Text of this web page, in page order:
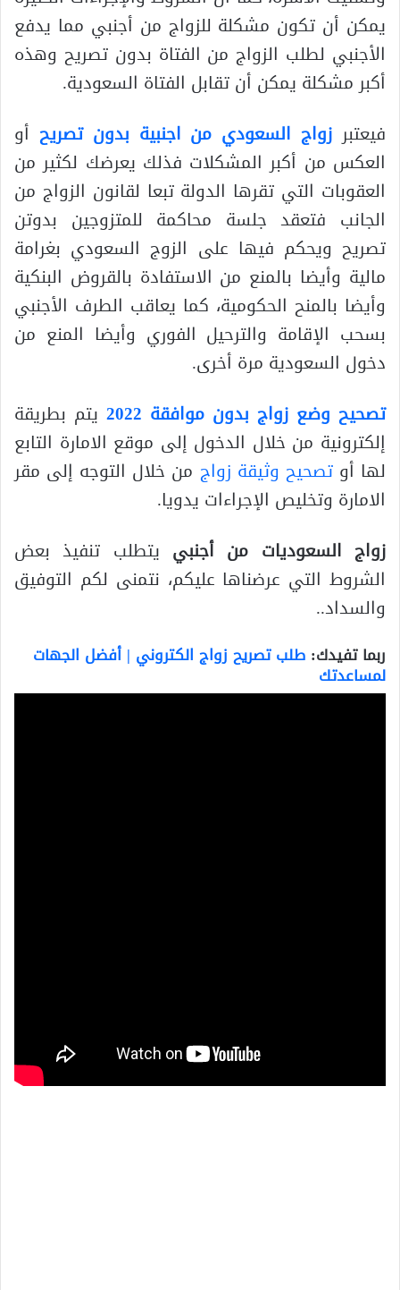
يمكن أن تكون مشكلة للزواج من أجنبي مما يدفع
الأجنبي لطلب الزواج من الفتاة بدون تصريح وهذه
أكبر مشكلة يمكن أن تقابل الفتاة السعودية.
فيعتبر زواج السعودي من اجنبية بدون تصريح أو
العكس من أكبر المشكلات فذلك يعرضك لكثير من
العقوبات التي تقرها الدولة تبعا لقانون الزواج من
الجانب فتعقد جلسة محاكمة للمتزوجين بدوتن
تصريح ويحكم فيها على الزوج السعودي بغرامة
مالية وأيضا بالمنع من الاستفادة بالقروض البنكية
وأيضا بالمنح الحكومية، كما يعاقب الطرف الأجنبي
بسحب الإقامة والترحيل الفوري وأيضا المنع من
دخول السعودية مرة أخرى.
تصحيح وضع زواج بدون موافقة 2022 يتم بطريقة
إلكترونية من خلال الدخول إلى موقع الامارة التابع
لها أوتصحيح وثيقة زواج من خلال التوجه إلى مقر
الامارة وتخليص الإجراءات يدويا.
زواج السعوديات من أجنبي يتطلب تنفيذ بعض
الشروط التي عرضناها عليكم، نتمنى لكم التوفيق
والسداد..
ربما تفيدك: طلب تصريح زواج الكتروني | أفضل الجهات
لمساعدتك